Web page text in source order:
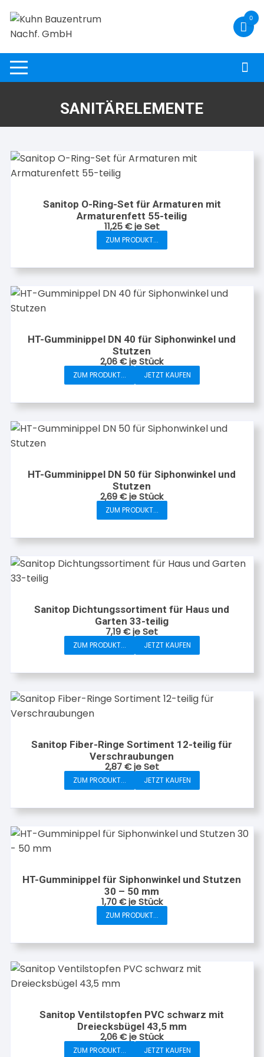
Inhalt
springen
0
SANITÄRELEMENTE
Sanitop O-Ring-Set für Armaturen mit
Armaturenfett 55-teilig
11,25€je Set
ZUM PRODUKT...
HT-Gumminippel DN 40 für Siphonwinkel und
Stutzen
2,06€je Stück
ZUM PRODUKT... JETZT KAUFEN
HT-Gumminippel DN 50 für Siphonwinkel und
Stutzen
2,69€je Stück
ZUM PRODUKT...
Sanitop Dichtungssortiment für Haus und
Garten 33-teilig
7,19€je Set
ZUM PRODUKT... JETZT KAUFEN
Sanitop Fiber-Ringe Sortiment 12-teilig für
Verschraubungen
2,87€je Set
ZUM PRODUKT... JETZT KAUFEN
HT-Gumminippel für Siphonwinkel und Stutzen
30 – 50 mm
1,70€je Stück
ZUM PRODUKT...
Sanitop Ventilstopfen PVC schwarz mit
Dreiecksbügel 43,5 mm
2,06€je Stück
ZUM PRODUKT... JETZT KAUFEN